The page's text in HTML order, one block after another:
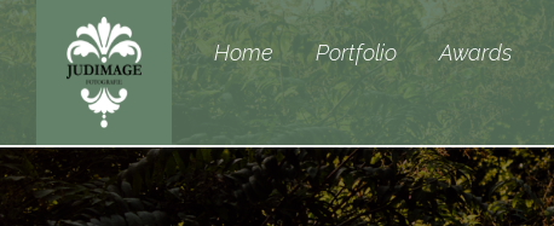
Home Portfolio Awards